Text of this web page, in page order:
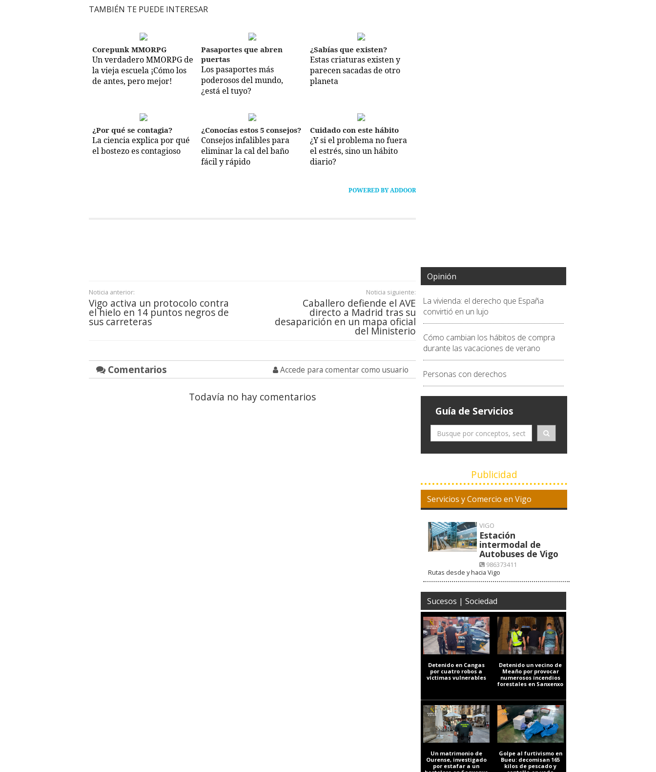
TAMBIÉN TE PUEDE INTERESAR
Corepunk MMORPG
Un verdadero MMORPG de
la vieja escuela ¡Cómo los
de antes, pero mejor!
Pasaportes que abren
puertas
Los pasaportes más
poderosos del mundo,
¿está el tuyo?
¿Sabías que existen?
Estas criaturas existen y
parecen sacadas de otro
planeta
¿Por qué se contagia?
La ciencia explica por qué
el bostezo es contagioso
¿Conocías estos 5 consejos?
Consejos infalibles para
eliminar la cal del baño
fácil y rápido
Cuidado con este hábito
¿Y si el problema no fuera
el estrés, sino un hábito
diario?
POWERED BY ADDOOR
Noticia anterior:
Vigo activa un protocolo contra
el hielo en 14 puntos negros de
sus carreteras
Noticia siguiente:
Caballero defiende el AVE
directo a Madrid tras su
desaparición en un mapa oficial
del Ministerio
Comentarios Accede para comentar como usuario
Todavía no hay comentarios
Opinión
La vivienda: el derecho que España
convirtió en un lujo
Cómo cambian los hábitos de compra
durante las vacaciones de verano
Personas con derechos
Guía de Servicios
Publicidad
Servicios y Comercio en Vigo
VIGO
Estación
intermodal de
Autobuses de Vigo
986373411
Rutas desde y hacia Vigo
Sucesos | Sociedad
Detenido en Cangas
por cuatro robos a
víctimas vulnerables
Detenido un vecino de
Meaño por provocar
numerosos incendios
forestales en Sanxenxo
Un matrimonio de
Ourense, investigado
por estafar a un
Golpe al furtivismo en
Bueu: decomisan 165
kilos de pescado y